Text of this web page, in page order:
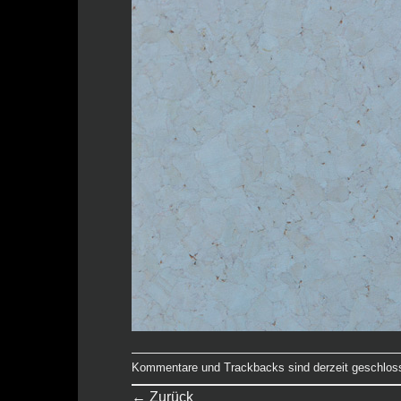
Kommentare und Trackbacks sind derzeit
← Zurück